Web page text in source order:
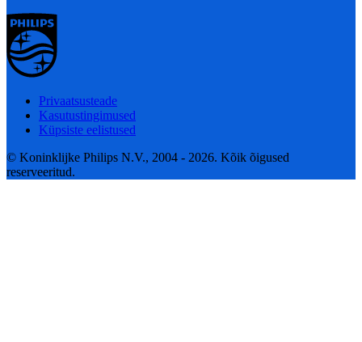
Privaatsusteade
Kasutustingimused
Küpsiste eelistused
© Koninklijke Philips N.V., 2004 - 2026. Kõik õigused
reserveeritud.